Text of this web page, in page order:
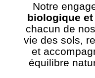
Notre
biologique
chacun de
vie des sols,
et
équilibre